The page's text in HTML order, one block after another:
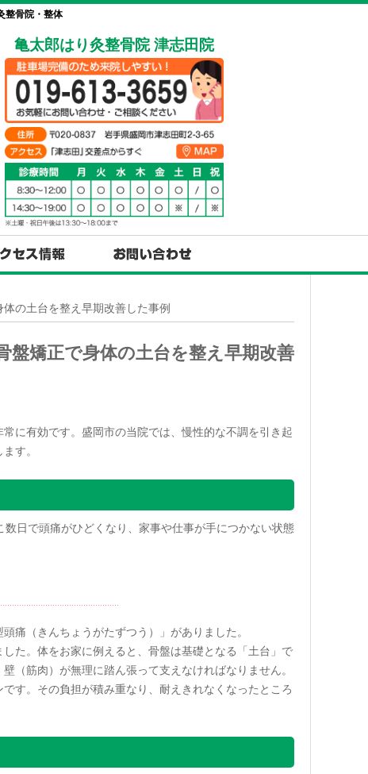
整骨院・整体
亀太郎はり灸整骨院 津志田院
の土台を整え早期改善した事例
盤矯正で身体の土台を整え早期改善
に有効です。盛岡市の当院では、慢性的な不調を引き起
す。
日で頭痛がひどくなり、家事や仕事が手につかない状態
痛（きんちょうがたずつう）」がありました。
た。体をお家に例えると、骨盤は基礎となる「土台」で
（筋肉）が無理に踏ん張って支えなければなりません。
す。その負担が積み重なり、耐えきれなくなったところ